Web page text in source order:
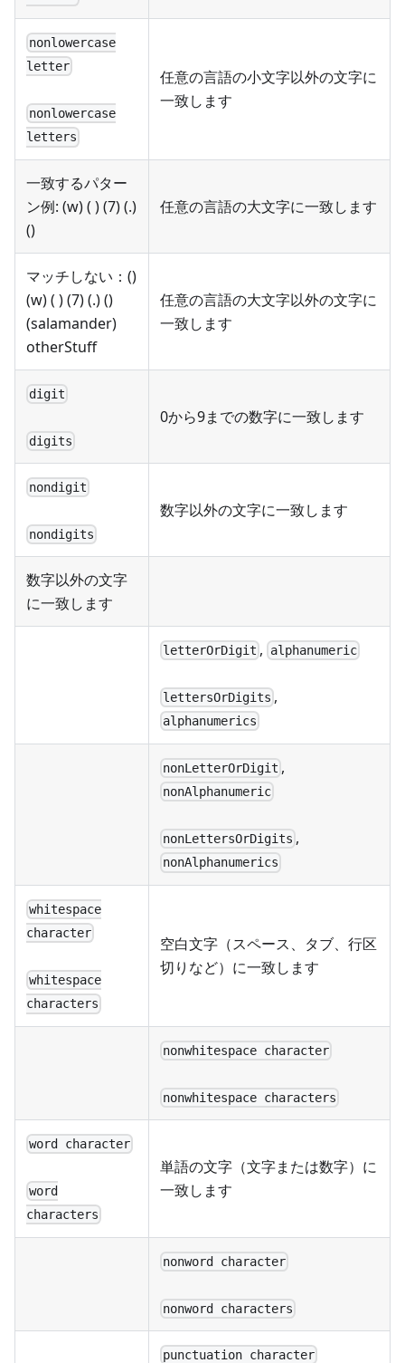
nonlowercase
letter
nonlowercase
letters
任意の言語の小文字以外の文字に
一致します
一致するパター
ン例: (w) ( ) (7) (.)
()
任意の言語の大文字に一致します
マッチしない：()
(w) ( ) (7) (.) ()
(salamander)
otherStuff
任意の言語の大文字以外の文字に
一致します
digit
digits
0から9までの数字に一致します
nondigit
nondigits
数字以外の文字に一致します
数字以外の文字
に一致します
letterOrDigit , alphanumeric
lettersOrDigits ,
alphanumerics
nonLetterOrDigit ,
nonAlphanumeric
nonLettersOrDigits ,
nonAlphanumerics
whitespace
character
whitespace
characters
空白文字（スペース、タブ、行区
切りなど）に一致します
nonwhitespace character
nonwhitespace characters
word character
word
characters
単語の文字（文字または数字）に
一致します
nonword character
nonword characters
punctuation character